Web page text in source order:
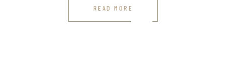
READ MORE